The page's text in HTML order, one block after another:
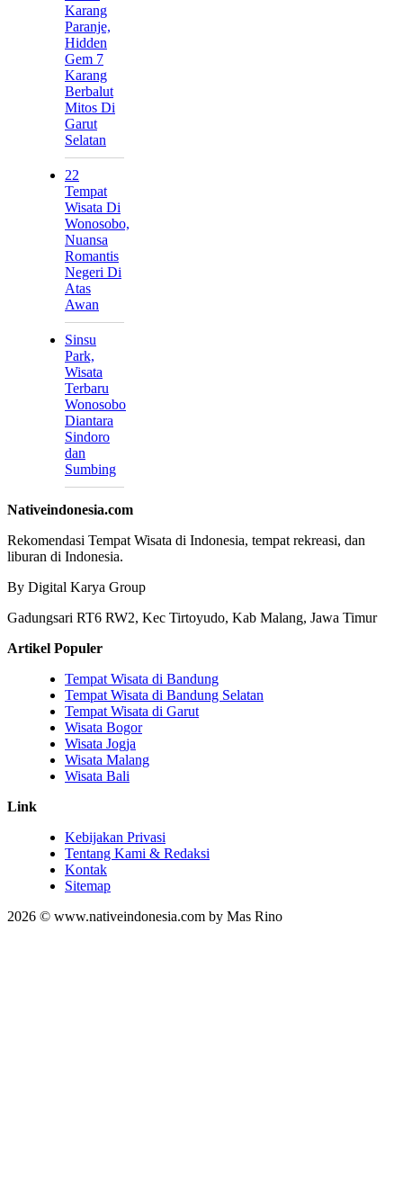
Karang
Paranje,
Hidden
Gem 7
Karang
Berbalut
Mitos Di
Garut
Selatan
22
Tempat
Wisata Di
Wonosobo,
Nuansa
Romantis
Negeri Di
Atas
Awan
Sinsu
Park,
Wisata
Terbaru
Wonosobo
Diantara
Sindoro
dan
Sumbing
Nativeindonesia.com
Rekomendasi Tempat Wisata di Indonesia, tempat rekreasi, dan
liburan di Indonesia.
By Digital Karya Group
Gadungsari RT6 RW2, Kec Tirtoyudo, Kab Malang, Jawa Timur
Artikel Populer
Tempat Wisata di Bandung
Tempat Wisata di Bandung Selatan
Tempat Wisata di Garut
Wisata Bogor
Wisata Jogja
Wisata Malang
Wisata Bali
Link
Kebijakan Privasi
Tentang Kami & Redaksi
Kontak
Sitemap
2026 © www.nativeindonesia.com by Mas Rino